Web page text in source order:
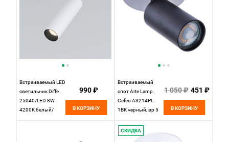
Встраиваемый LED
светильник Diffe
25040/LED 8W
4200K белый/
990 ₽
В КОРЗИНУ
Встраиваемый
спот Arte Lamp
Cefeo A3214PL-
1BK черный, вр 5
1 050 ₽ 451 ₽
В КОРЗИНУ
СКИДКА